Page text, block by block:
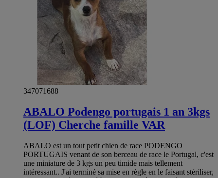
347071688
ABALO Podengo portugais 1 an 3kgs
(LOF) Cherche famille VAR
ABALO est un tout petit chien de race PODENGO
PORTUGAIS venant de son berceau de race le Portugal, c'est
une miniature de 3 kgs un peu timide mais tellement
intéressant.. J'ai terminé sa mise en règle en le faisant stériliser,